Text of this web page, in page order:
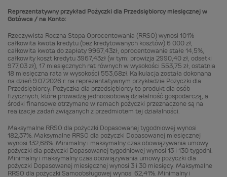
Reprezentatywny przykład Pożyczki dla Przedsiębiorcy miesięcznej w
Gotówce / na Konto:
Rzeczywista Roczna Stopa Oprocentowania (RRSO) wynosi 101%
całkowita kwota kredytu (bez kredytowanych kosztów) 6 000 zł,
całkowita kwota do zapłaty 9967,43zł, oprocentowanie stałe 14,5%,
całkowity koszt kredytu 3967,43zł (w tym: prowizja 2990,40 zł, odsetki
977,03 zł), 17 miesięcznych rat równych w wysokości 553,75 zł, ostatnia
18 miesięczna rata w wysokości 553,68zł. Kalkulacja została dokonana
na dzień 9.07.2026 r. na reprezentatywnym przykładzie Pożyczki dla
Przedsiębiorcy. Pożyczka dla przedsiębiorcy to produkt dla osób
fizycznych, które prowadzą jednoosobową działalność gospodarczą, a
środki finansowe otrzymane w ramach pożyczki przeznaczone są na
realizacje zadań związanych z przedmiotem tej działalności.
Maksymalne RRSO dla pożyczki Dopasowanej tygodniowej wynosi
182,37%. Maksymalne RRSO dla pożyczki Dopasowanej miesięcznej
wynosi 132,68%. Minimalny i maksymalny czas obowiązywania umowy
pożyczki dla pożyczki Dopasowanej tygodniowej wynosi 13 i 130 tygodni.
Minimalny i maksymalny czas obowiązywania umowy pożyczki dla
pożyczki Dopasowanej miesięcznej wynosi 3 i 30 miesięcy. Maksymalne
RRSO dla pożyczki Samoobsługowej wynosi 62,41%. Minimalny i